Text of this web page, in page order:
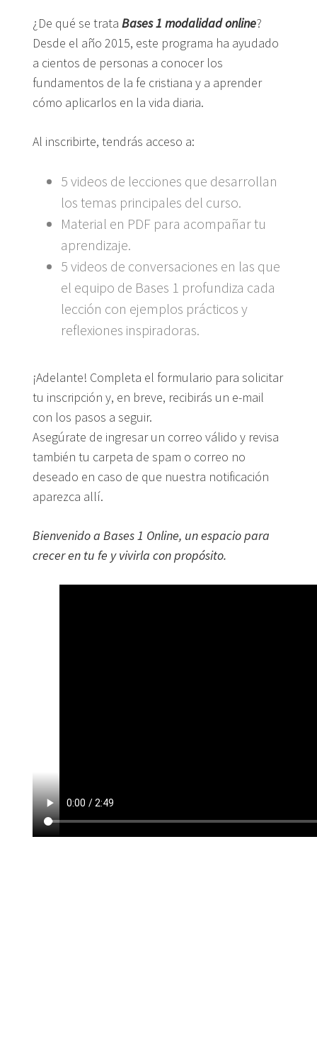
¿De qué se trata Bases 1 modalidad online?
Desde el año 2015, este programa ha ayudado
a cientos de personas a conocer los
fundamentos de la fe cristiana y a aprender
cómo aplicarlos en la vida diaria.
Al inscribirte, tendrás acceso a:
5 videos de lecciones que desarrollan
los temas principales del curso.
Material en PDF para acompañar tu
aprendizaje.
5 videos de conversaciones en las que
el equipo de Bases 1 profundiza cada
lección con ejemplos prácticos y
reflexiones inspiradoras.
¡Adelante! Completa el formulario para solicitar
tu inscripción y, en breve, recibirás un e-mail
con los pasos a seguir.
Asegúrate de ingresar un correo válido y revisa
también tu carpeta de spam o correo no
deseado en caso de que nuestra notificación
aparezca allí.
Bienvenido a Bases 1 Online, un espacio para
crecer en tu fe y vivirla con propósito.